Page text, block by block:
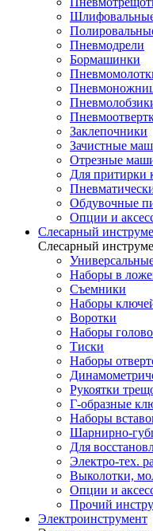
Пневмодрели
Бормашинки
Заклепочники
Зачистные
Отрезные
Для притирки
Обдувочные
Опции и
Слесарный
Слесарный
Наборы в
Съемники
Наборы
Воротки
Наборы
Тиски
Наборы
Рукоятки
Г-образные
Наборы
Шарнирно-
Для
Электро-тех.
Выколотки,
Опции и
Прочий
Электроинструмент